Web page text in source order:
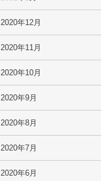
2020年12月
2020年11月
2020年10月
2020年9月
2020年8月
2020年7月
2020年6月